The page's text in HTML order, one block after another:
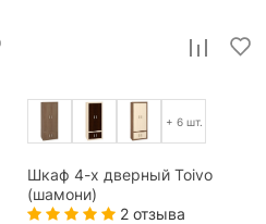
+ 6 шт.
Шкаф 4-х дверный Toivo
(шамони)
2 отзыва